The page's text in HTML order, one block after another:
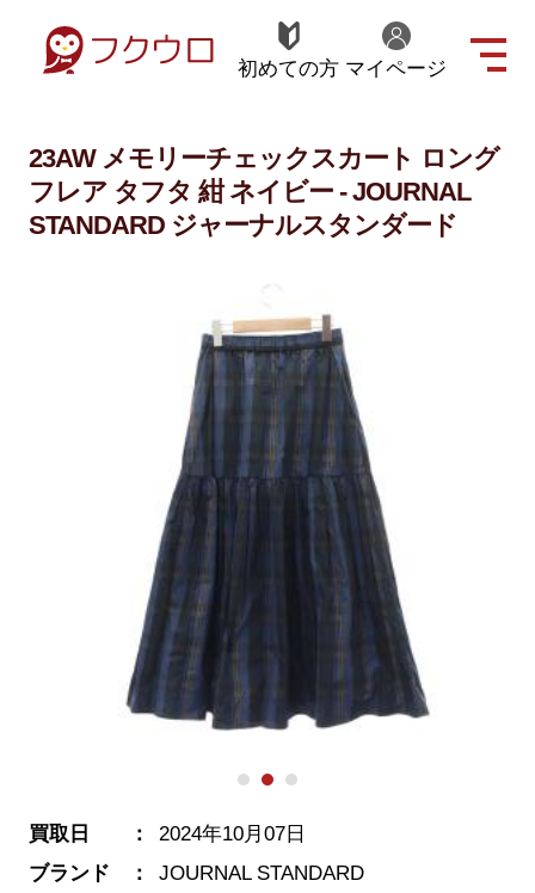
初めての方 マイページ
23AW メモリーチェックスカート ロング
フレア タフタ 紺 ネイビー - JOURNAL
STANDARD ジャーナルスタンダード
買取日
2024年10月07日
ブランド
JOURNAL STANDARD